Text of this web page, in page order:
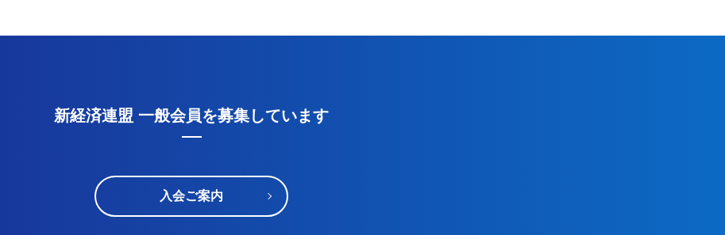
新経済連盟 一般会員を募集しています
入会ご案内